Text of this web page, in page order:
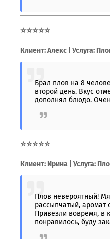
⭐⭐⭐⭐⭐
Клиент: Алекс | Услуга:
Брал плов на 8
второй день. Вкус
дополнял блюдо.
⭐⭐⭐⭐⭐
Клиент: Ирина | Услуга:
Плов невероятный!
рассыпчатый, аромат
Привезли вовремя, в
понравилось, буду